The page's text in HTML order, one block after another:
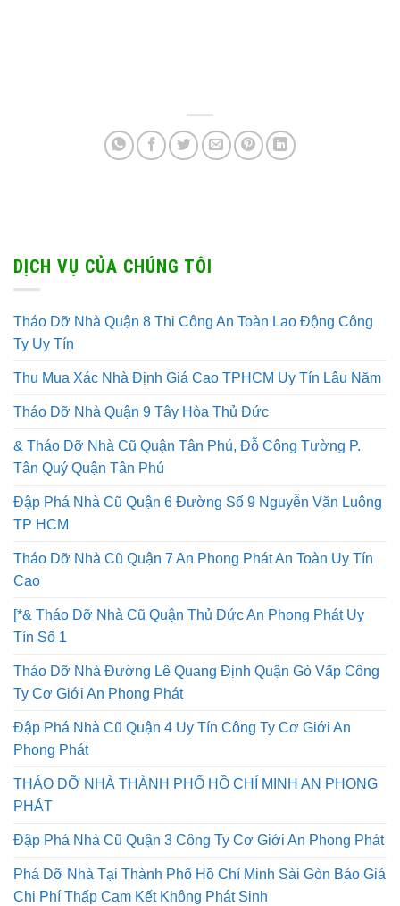
DỊCH VỤ CỦA CHÚNG TÔI
Tháo Dỡ Nhà Quận 8 Thi Công An Toàn Lao Động Công
Ty Uy Tín
Thu Mua Xác Nhà Định Giá Cao TPHCM Uy Tín Lâu Năm
Tháo Dỡ Nhà Quận 9 Tây Hòa Thủ Đức
& Tháo Dỡ Nhà Cũ Quận Tân Phú, Đỗ Công Tường P.
Tân Quý Quận Tân Phú
Đập Phá Nhà Cũ Quận 6 Đường Số 9 Nguyễn Văn Luông
TP HCM
Tháo Dỡ Nhà Cũ Quận 7 An Phong Phát An Toàn Uy Tín
Cao
[*& Tháo Dỡ Nhà Cũ Quận Thủ Đức An Phong Phát Uy
Tín Số 1
Tháo Dỡ Nhà Đường Lê Quang Định Quận Gò Vấp Công
Ty Cơ Giới An Phong Phát
Đập Phá Nhà Cũ Quận 4 Uy Tín Công Ty Cơ Giới An
Phong Phát
THÁO DỠ NHÀ THÀNH PHỐ HỒ CHÍ MINH AN PHONG
PHÁT
Đập Phá Nhà Cũ Quận 3 Công Ty Cơ Giới An Phong Phát
Phá Dỡ Nhà Tại Thành Phố Hồ Chí Minh Sài Gòn Báo Giá
Chi Phí Thấp Cam Kết Không Phát Sinh